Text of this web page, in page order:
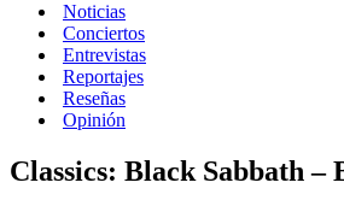
Noticias
Conciertos
Entrevistas
Reportajes
Reseñas
Opinión
Classics: Black Sabbath –